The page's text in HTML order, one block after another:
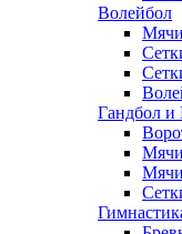
Волейбол
Гандбол